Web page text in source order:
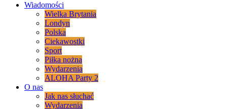
Wiadomości
Wielka Brytania
Londyn
Polska
Ciekawostki
Sport
Piłka nożna
Wydarzenia
ALOHA Party 2
O nas
Jak nas słuchać
Wydarzenia